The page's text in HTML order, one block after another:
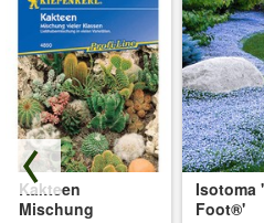
Kakteen
Mischung
Isotoma
Foot®'